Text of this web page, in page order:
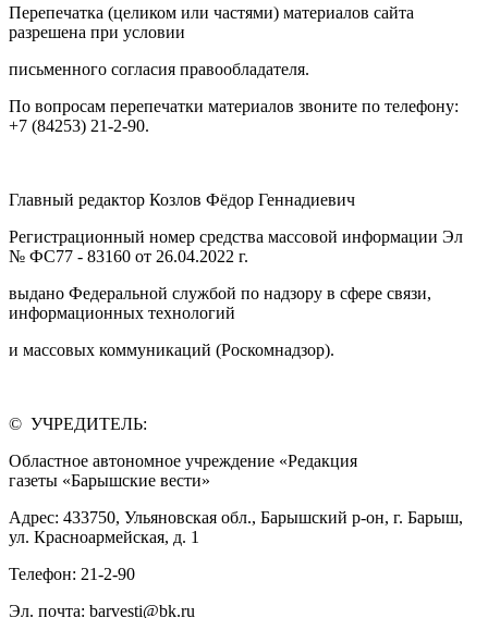
Перепечатка (целиком или частями) материалов сайта
разрешена при условии
письменного согласия правообладателя.
По вопросам перепечатки материалов звоните по телефону:
+7 (84253) 21-2-90.
Главный редактор Козлов Фёдор Геннадиевич
Регистрационный номер средства массовой информации Эл
№ ФС77 - 83160 от 26.04.2022 г.
выдано Федеральной службой по надзору в сфере связи,
информационных технологий
и массовых коммуникаций (Роскомнадзор).
© УЧРЕДИТЕЛЬ:
Областное автономное учреждение «Редакция
газеты «Барышские вести»
Адрес: 433750, Ульяновская обл., Барышский р-он, г. Барыш,
ул. Красноармейская, д. 1
Телефон: 21-2-90
Эл. почта: barvesti@bk.ru